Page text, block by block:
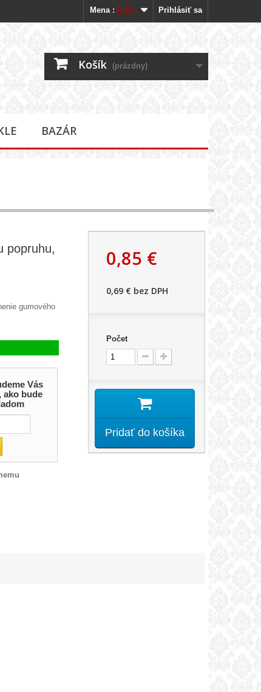
Prihlásiť sa
Mena : EUR
Košík (prázdny)
BAZÁR
popruhu,
gumového
Vás
ako bude
0,85 €
0,69 € bez DPH
Počet
Pridať do košíka